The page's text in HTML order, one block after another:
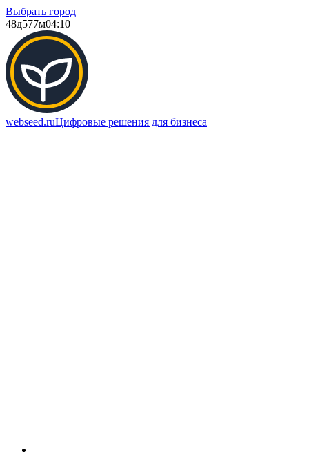
Выбрать город
48д577м04:10
webseed.ruЦифровые решения для бизнеса